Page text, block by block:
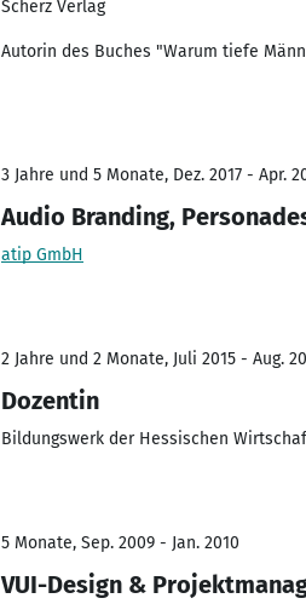
Scherz Verlag
Autorin des Buches "Warum tiefe
3 Jahre und 5 Monate, Dez. 2017 - Apr.
Audio Branding,
atip GmbH
2 Jahre und 2 Monate, Juli 2015 - Aug.
Dozentin
Bildungswerk der Hessischen
5 Monate, Sep. 2009 - Jan. 2010
VUI-Design &